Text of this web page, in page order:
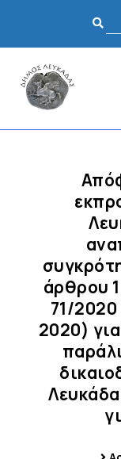
άρθρου
71/
2020)